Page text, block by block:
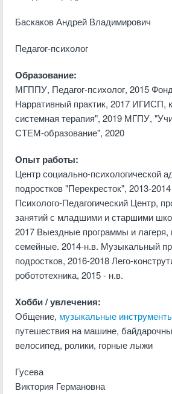
Баскаков Андрей Владимирович
Педагог-психолог
Образование:
МГППУ, Педагог-психолог, 2015
Нарративный практик, 2017 ИГИСП,
системная терапия", 2019 МГПУ,
СТЕМ-образование", 2020
Опыт работы:
Центр социально-психологической
подростков "Перекресток", 2013-
Психолого-Педагогический Центр,
занятий с младшими и старшими
2017 Выездные программы и лагеря,
семейные. 2014-н.в. Музыкальный
подростков, 2016-2018 Лего-
робототехника, 2015 - н.в.
Хобби / увлечения:
Общение, музыкальные
путешествия на машине,
велосипед, ролики, горные лыжи
Гусева
Виктория Германовна